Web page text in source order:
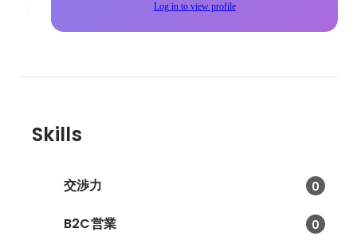
Log in to view profile
Skills
交渉力 0
B2C営業 0